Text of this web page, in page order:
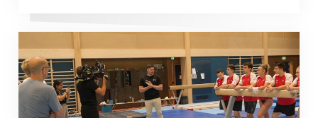
Mit klaren Zielen nach Zagreb